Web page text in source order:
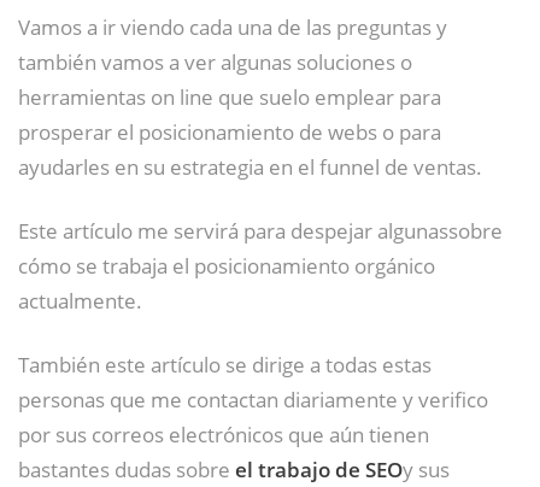
Vamos a ir viendo cada una de las preguntas y
también vamos a ver algunas soluciones o
herramientas on line que suelo emplear para
prosperar el posicionamiento de webs o para
ayudarles en su estrategia en el funnel de ventas.
Este artículo me servirá para despejar algunassobre
cómo se trabaja el posicionamiento orgánico
actualmente.
También este artículo se dirige a todas estas
personas que me contactan diariamente y verifico
por sus correos electrónicos que aún tienen
bastantes dudas sobre el trabajo de SEOy sus